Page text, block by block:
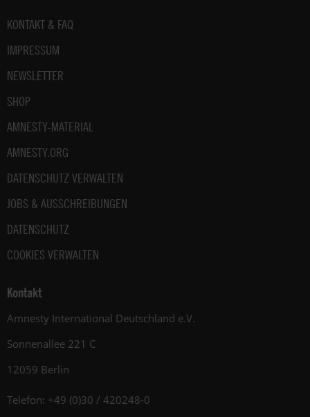
Fußbereich
KONTAKT & FAQ
IMPRESSUM
NEWSLETTER
SHOP
AMNESTY-MATERIAL
AMNESTY.ORG
DATENSCHUTZ VERWALTEN
JOBS & AUSSCHREIBUNGEN
DATENSCHUTZ
COOKIES VERWALTEN
Kontakt
Amnesty International Deutschland e.V.
Sonnenallee 221 C
12059 Berlin
Telefon: +49 (0)30 / 420248-0